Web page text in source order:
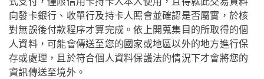
向發卡銀行、收單行及持卡人照會並確認是否屬實，於核
對無誤後付款程序才算完成。依上開蒐集目的所取得的個
人資料，可能會傳送至您的國家或地區以外的地方進行保
存或處理，且於符合個人資料保護法的情況下才會將您的
資訊傳送至境外。